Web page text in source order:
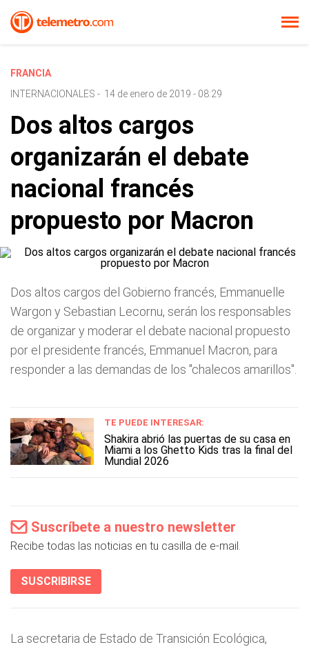
FRANCIA
INTERNACIONALES - 14 de enero de 2019 - 08:29
Dos altos cargos
organizarán el debate
nacional francés
propuesto por Macron
Dos altos cargos del Gobierno francés, Emmanuelle
Wargon y Sebastian Lecornu, serán los responsables
de organizar y moderar el debate nacional propuesto
por el presidente francés, Emmanuel Macron, para
responder a las demandas de los "chalecos amarillos".
TE PUEDE INTERESAR:
Shakira abrió las puertas de su casa en
Miami a los Ghetto Kids tras la final del
Mundial 2026
Suscríbete a nuestro newsletter
Recibe todas las noticias en tu casilla de e-mail.
SUSCRIBIRSE
La secretaria de Estado de Transición Ecológica,